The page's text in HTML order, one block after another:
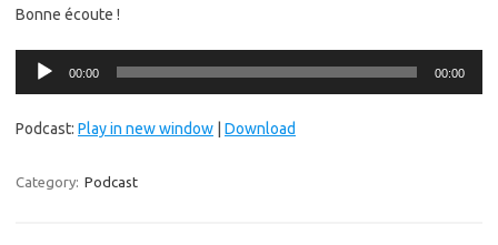
Bonne écoute !
Lecteur
00:00 00:00
Podcast: Play in new window Download
Category: Podcast